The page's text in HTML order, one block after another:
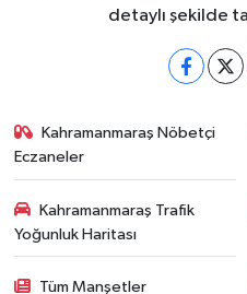
detaylı şekilde
Kahramanmaraş Nöbetçi
Eczaneler
Kahramanmaraş Trafik
Yoğunluk Haritası
Tüm Manşetler